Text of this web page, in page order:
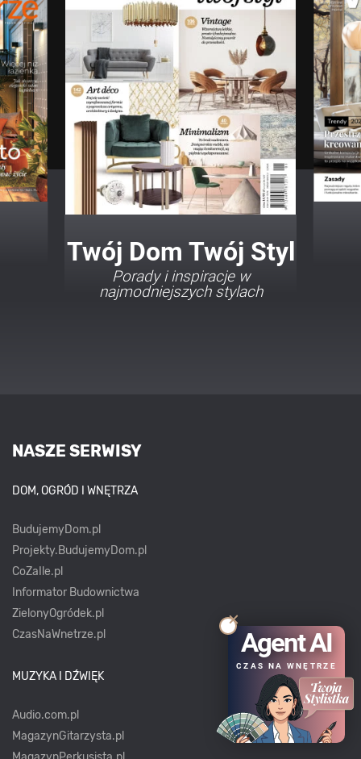
Twój Dom Twój Styl
Porady i inspiracje w
najmodniejszych stylach
NASZE SERWISY
DOM, OGRÓD I WNĘTRZA
BudujemyDom.pl
Projekty.BudujemyDom.pl
CoZaIle.pl
Informator Budownictwa
ZielonyOgródek.pl
CzasNaWnetrze.pl
MUZYKA I DŹWIĘK
Audio.com.pl
MagazynGitarzysta.pl
Agent AI
CZAS NA WNĘTRZE